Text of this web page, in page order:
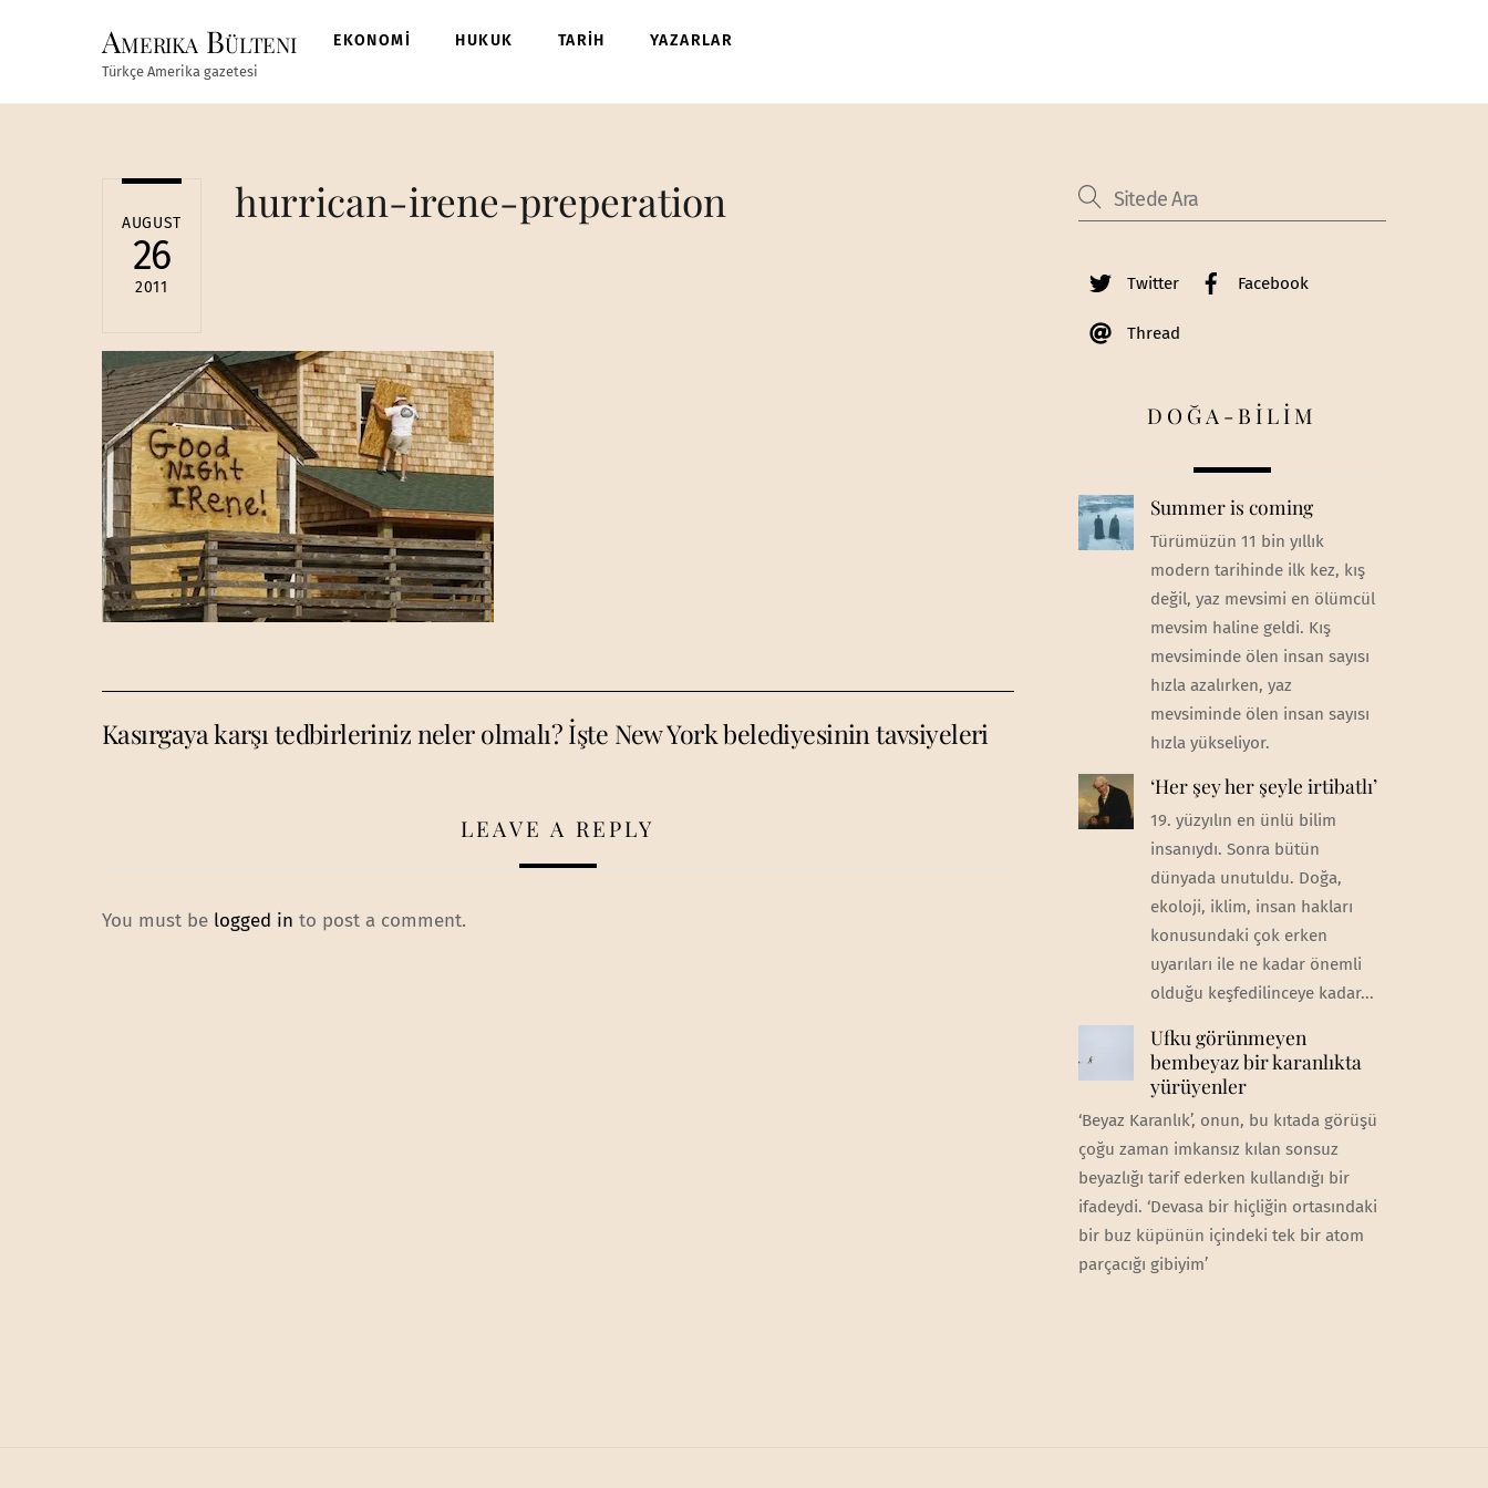
Amerika Bülteni
Türkçe Amerika gazetesi
EKONOMİ HUKUK TARİH YAZARLAR
AUGUST
26
2011
hurrican-irene-preperation
Kasırgaya karşı tedbirleriniz neler olmalı? İşte New York belediyesinin tavsiyeleri
LEAVE A REPLY
You must be logged in to post a comment.
Twitter Facebook
Thread
DOĞA-BİLİM
Summer is coming
Türümüzün 11 bin yıllık
modern tarihinde ilk kez, kış
değil, yaz mevsimi en ölümcül
mevsim haline geldi. Kış
mevsiminde ölen insan sayısı
hızla azalırken, yaz
mevsiminde ölen insan sayısı
hızla yükseliyor.
‘Her şey her şeyle irtibatlı’
19. yüzyılın en ünlü bilim
insanıydı. Sonra bütün
dünyada unutuldu. Doğa,
ekoloji, iklim, insan hakları
konusundaki çok erken
uyarıları ile ne kadar önemli
olduğu keşfedilinceye kadar...
Ufku görünmeyen
bembeyaz bir karanlıkta
yürüyenler
‘Beyaz Karanlık’, onun, bu kıtada görüşü
çoğu zaman imkansız kılan sonsuz
beyazlığı tarif ederken kullandığı bir
ifadeydi. ‘Devasa bir hiçliğin ortasındaki
bir buz küpünün içindeki tek bir atom
parçacığı gibiyim’